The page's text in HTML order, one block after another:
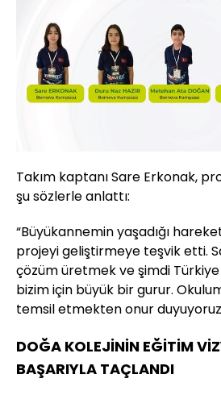
Takım kaptanı Sare Erkonak,
şu sözlerle anlattı:
“Büyükannemin yaşadığı hareket
projeyi geliştirmeye teşvik etti.
çözüm üretmek ve şimdi
bizim için büyük bir gurur.
temsil etmekten onur
DOĞA KOLEJİNİN EĞİTİM
BAŞARIYLA TAÇLANDI